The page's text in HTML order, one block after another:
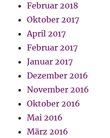
Februar 2018
Oktober 2017
April 2017
Februar 2017
Januar 2017
Dezember 2016
November 2016
Oktober 2016
Mai 2016
März 2016